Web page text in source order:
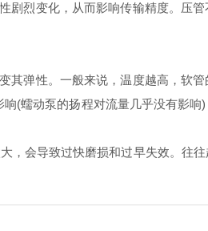
烈变化，从而影响传输精度。压管
弹性。一般来说，温度越高，软管
(蠕动泵的扬程对流量几乎没有影
会导致过快磨损和过早失效。往